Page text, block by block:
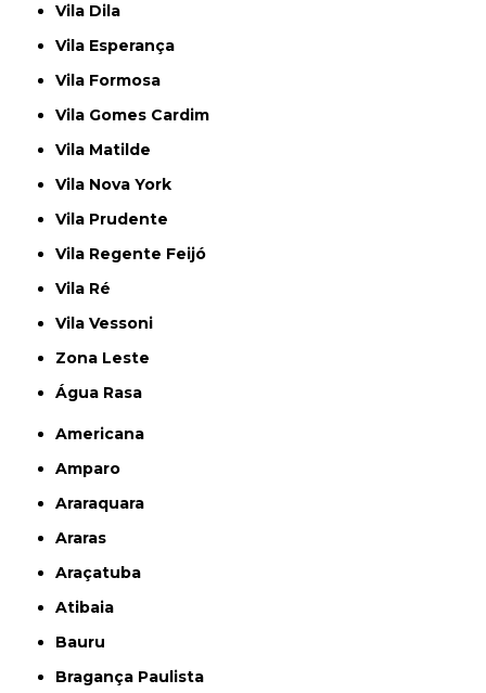
Vila Dila
Vila Esperança
Vila Formosa
Vila Gomes Cardim
Vila Matilde
Vila Nova York
Vila Prudente
Vila Regente Feijó
Vila Ré
Vila Vessoni
Zona Leste
Água Rasa
Americana
Amparo
Araraquara
Araras
Araçatuba
Atibaia
Bauru
Bragança Paulista